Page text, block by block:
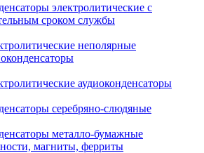
электролитические с
сроком службы
неполярные
аудиоконденсаторы
серебряно-слюдяные
металло-бумажные
магниты, ферриты